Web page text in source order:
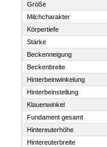
Größe
Milchcharakter
Körpertiefe
Stärke
Beckenneigung
Beckenbreite
Hinterbeinwinkelung
Hinterbeinstellung
Klauenwinkel
Fundament gesamt
Hintereuterhöhe
Hintereuterbreite